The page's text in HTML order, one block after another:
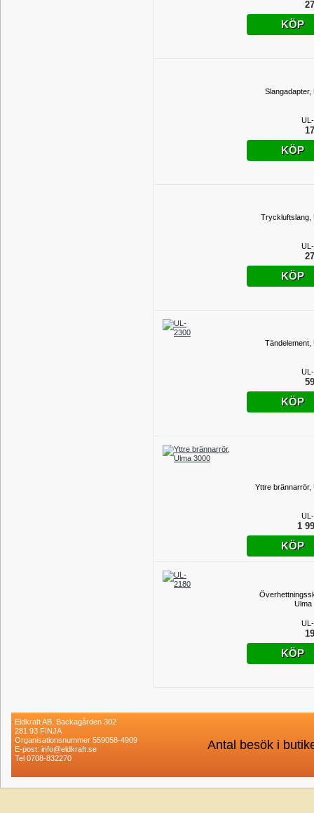
KÖP
Slangadapter,
KÖP
Tryckluftslang,
KÖP
Tändelement,
KÖP
Yttre brännarrör,
1
KÖP
Ulma
KÖP
Eldkraft AB, Backagården 302
281 93 FINJA
Organisationsnummer 559058-4909
E-post: info@eldkraft.se
Tel 0708-832270
Antal besök i